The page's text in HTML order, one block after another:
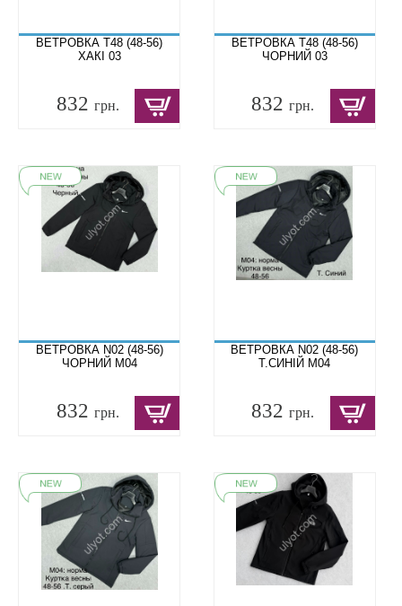
ВЕТРОВКА T48 (48-56)
ХАКІ 03
832 грн.
ВЕТРОВКА T48 (48-56)
ЧОРНИЙ 03
832грн.
ВЕТРОВКА N02 (48-56)
ЧОРНИЙ M04
832 грн.
ВЕТРОВКА N02 (48-56)
Т.СИНІЙ M04
832грн.